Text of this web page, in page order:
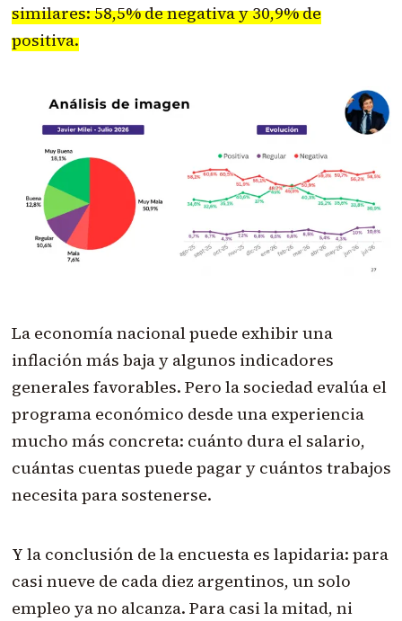
similares: 58,5% de negativa y 30,9% de
positiva.
La economía nacional puede exhibir una
inflación más baja y algunos indicadores
generales favorables. Pero la sociedad evalúa el
programa económico desde una experiencia
mucho más concreta: cuánto dura el salario,
cuántas cuentas puede pagar y cuántos trabajos
necesita para sostenerse.
Y la conclusión de la encuesta es lapidaria: para
casi nueve de cada diez argentinos, un solo
empleo ya no alcanza. Para casi la mitad, ni